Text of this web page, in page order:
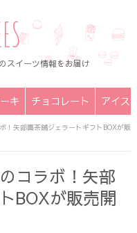
スイーツ情報をお届け
キ チョコレート アイス
！矢部園茶舗ジェラートギフトBOXが販
コラボ！矢部
BOXが販売開